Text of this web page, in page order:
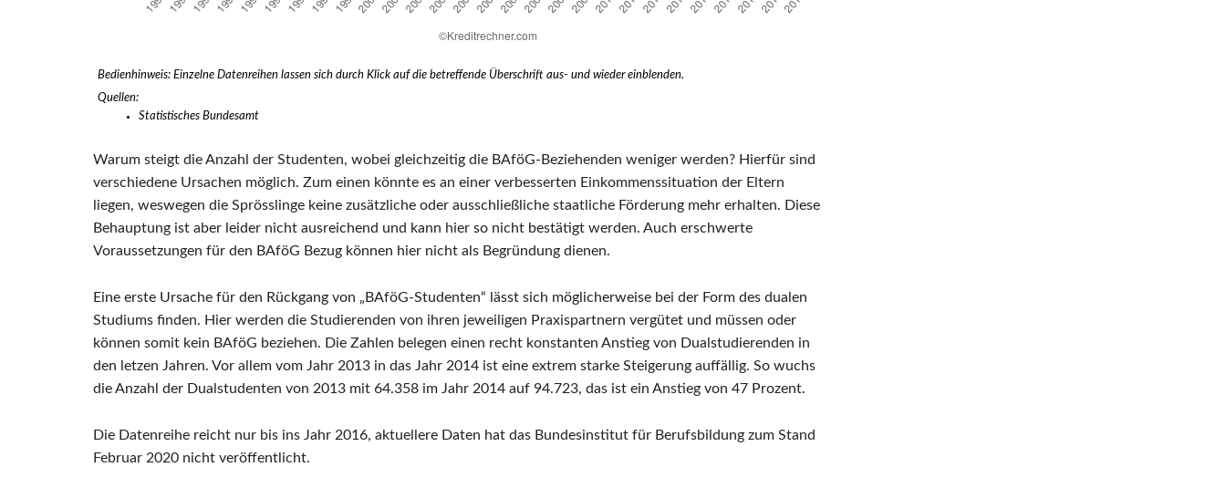
Bedienhinweis: Einzelne Datenreihen lassen sich durch Klick auf die betreffende Überschrift aus- und wieder einblenden.
Quellen:
Statistisches Bundesamt
Warum steigt die Anzahl der Studenten, wobei gleichzeitig die BAföG-Beziehenden weniger werden? Hierfür sind
verschiedene Ursachen möglich. Zum einen könnte es an einer verbesserten Einkommenssituation der Eltern
liegen, weswegen die Sprösslinge keine zusätzliche oder ausschließliche staatliche Förderung mehr erhalten. Diese
Behauptung ist aber leider nicht ausreichend und kann hier so nicht bestätigt werden. Auch erschwerte
Voraussetzungen für den BAföG Bezug können hier nicht als Begründung dienen.
Eine erste Ursache für den Rückgang von „BAföG-Studenten“ lässt sich möglicherweise bei der Form des dualen
Studiums finden. Hier werden die Studierenden von ihren jeweiligen Praxispartnern vergütet und müssen oder
können somit kein BAföG beziehen. Die Zahlen belegen einen recht konstanten Anstieg von Dualstudierenden in
den letzen Jahren. Vor allem vom Jahr 2013 in das Jahr 2014 ist eine extrem starke Steigerung auffällig. So wuchs
die Anzahl der Dualstudenten von 2013 mit 64.358 im Jahr 2014 auf 94.723, das ist ein Anstieg von 47 Prozent.
Die Datenreihe reicht nur bis ins Jahr 2016, aktuellere Daten hat das Bundesinstitut für Berufsbildung zum Stand
Februar 2020 nicht veröffentlicht.